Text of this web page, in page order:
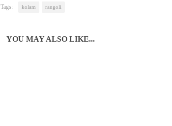
Tags: kolam rangoli
YOU MAY ALSO LIKE...